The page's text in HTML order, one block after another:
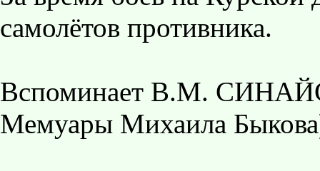
самолётов противника.
Вспоминает В.М.
Мемуары Михаила